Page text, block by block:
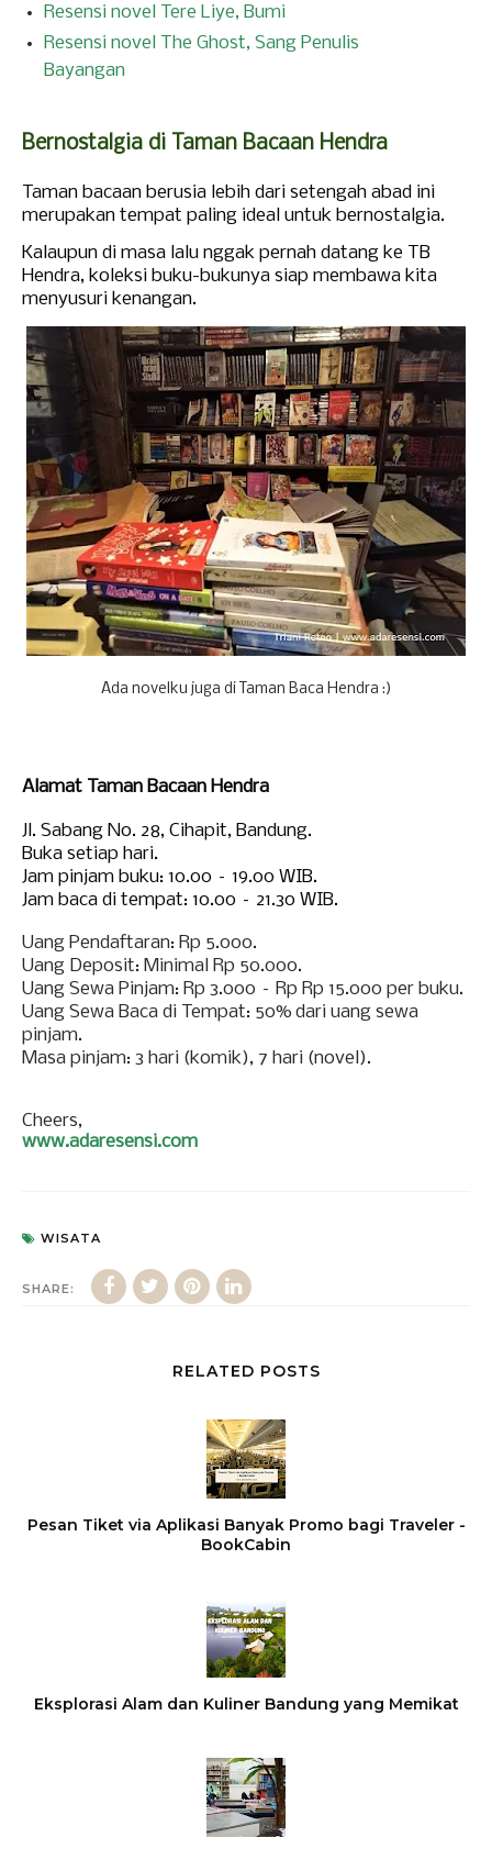
Resensi novel Tere Liye, Bumi
Resensi novel The Ghost, Sang Penulis
Bayangan
Bernostalgia di Taman Bacaan Hendra
Taman bacaan berusia lebih dari setengah abad ini
merupakan tempat paling ideal untuk bernostalgia.
Kalaupun di masa lalu nggak pernah datang ke TB
Hendra, koleksi buku-bukunya siap membawa kita
menyusuri kenangan.
Ada novelku juga di Taman Baca Hendra :)
Alamat Taman Bacaan Hendra
Jl. Sabang No. 28, Cihapit, Bandung.
Buka setiap hari.
Jam pinjam buku: 10.00 – 19.00 WIB.
Jam baca di tempat: 10.00 – 21.30 WIB.
Uang Pendaftaran: Rp 5.000.
Uang Deposit: Minimal Rp 50.000.
Uang Sewa Pinjam: Rp 3.000 – Rp Rp 15.000 per buku.
Uang Sewa Baca di Tempat: 50% dari uang sewa
pinjam.
Masa pinjam: 3 hari (komik), 7 hari (novel).
Cheers,
www.adaresensi.com
WISATA
SHARE:
RELATED POSTS
Pesan Tiket via Aplikasi Banyak Promo bagi Traveler -
BookCabin
Eksplorasi Alam dan Kuliner Bandung yang Memikat